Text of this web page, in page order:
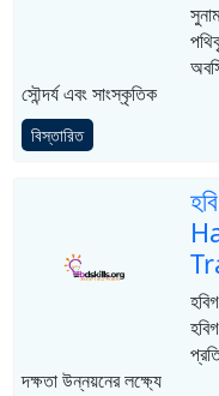
সৌন্দর্য এবং সাংস্কৃতিক
বিস্তারিত
দক্ষতা উন্নয়নের লক্ষ্যে